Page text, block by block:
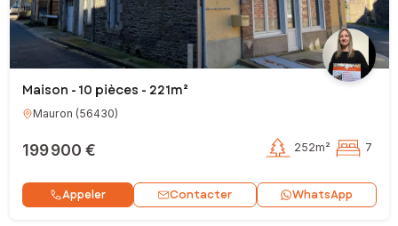
Maison - 10 pièces - 221m²
Mauron (56430)
199 900 € 252m² 7
Appeler Contacter WhatsApp